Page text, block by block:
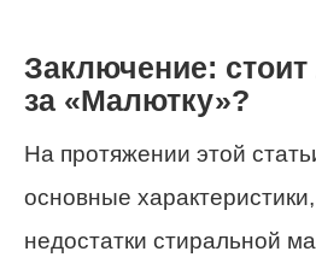
Заключение: стоит
за «Малютку»?
На протяжении этой
основные
недостатки стиральной